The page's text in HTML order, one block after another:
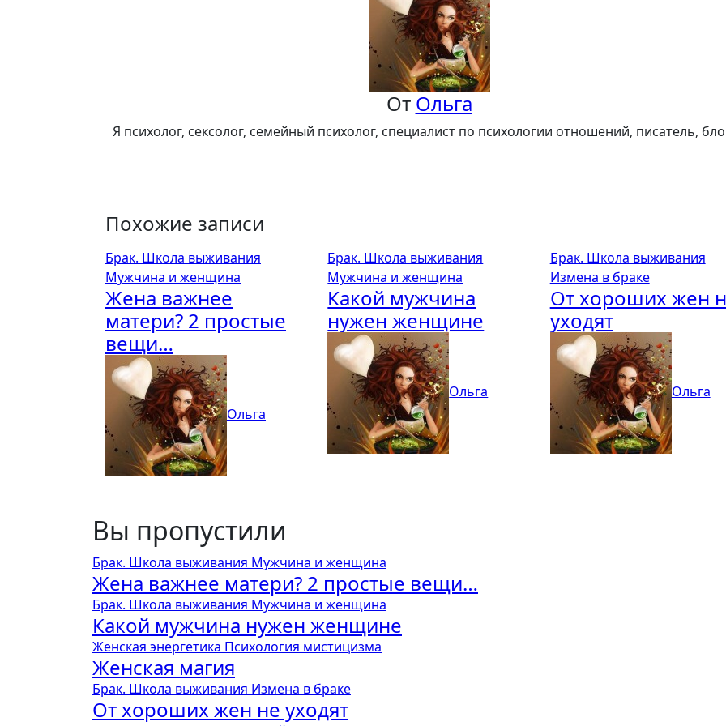
От Ольга
Я психолог, сексолог, семейный психолог, специалист по психологии отношений, писатель,
Похожие записи
Брак. Школа выживания
Мужчина и женщина
Жена важнее
матери? 2 простые
вещи…
Ольга
Брак. Школа выживания
Мужчина и женщина
Какой мужчина
нужен женщине
Ольга
Брак. Школа выживания
Измена в браке
От хороших жен
уходят
Ольга
Вы пропустили
Брак. Школа выживания Мужчина и женщина
Жена важнее матери? 2 простые вещи…
Брак. Школа выживания Мужчина и женщина
Какой мужчина нужен женщине
Женская энергетика Психология мистицизма
Женская магия
Брак. Школа выживания Измена в браке
От хороших жен не уходят